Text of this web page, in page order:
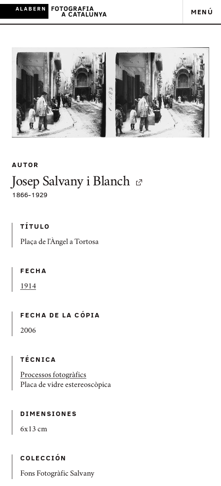
MENÚ
AUTOR
Josep Salvany i Blanch
1866-1929
TÍTULO
Plaça de l'Àngel a Tortosa
FECHA
1914
FECHA DE LA CÓPIA
2006
TÉCNICA
Processos fotogràfics
Placa de vidre estereoscòpica
DIMENSIONES
6x13 cm
COLECCIÓN
Fons Fotogràfic Salvany